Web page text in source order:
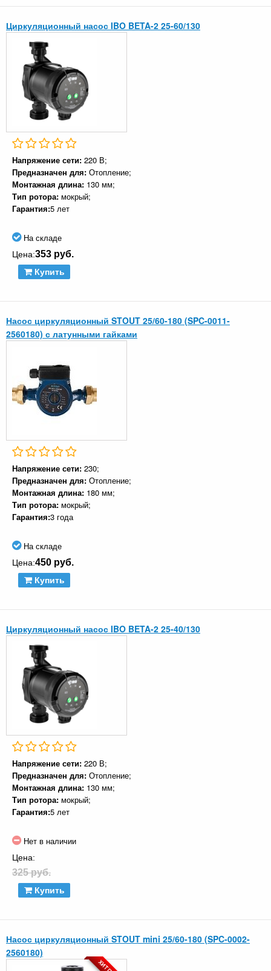
Циркуляционный насос IBO BETA-2 25-60/130
Напряжение сети: 220 В;
Предназначен для: Отопление;
Монтажная длина: 130 мм;
Тип ротора: мокрый;
Гарантия:5 лет
На складе
Цена:353 руб.
Купить
Насос циркуляционный STOUT 25/60-180 (SPC-0011-
2560180) с латунными гайками
Напряжение сети: 230;
Предназначен для: Отопление;
Монтажная длина: 180 мм;
Тип ротора: мокрый;
Гарантия:3 года
На складе
Цена:450 руб.
Купить
Циркуляционный насос IBO BETA-2 25-40/130
Напряжение сети: 220 В;
Предназначен для: Отопление;
Монтажная длина: 130 мм;
Тип ротора: мокрый;
Гарантия:5 лет
Нет в наличии
Цена:
325 руб.
Купить
Насос циркуляционный STOUT mini 25/60-180 (SPC-0002-
2560180)